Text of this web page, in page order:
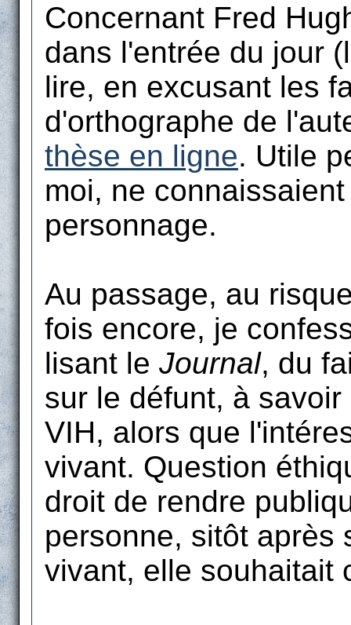
Concernant Fred
dans l'entrée du jour
lire, en excusant les
d'orthographe de
thèse en ligne. Utile
moi, ne
personnage.
Au passage, au
fois encore, je
lisant le Journal, du
sur le défunt, à
VIH, alors que
vivant. Question
droit de rendre
personne, sitôt après
vivant, elle souhaitait